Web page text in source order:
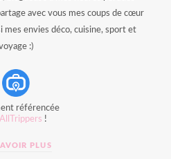
avec vous mes coups de cœur
mes envies déco, cuisine, sport et
:)
référencée
AllTrippers !
PLUS